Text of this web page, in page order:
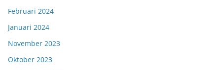
Februari 2024
Januari 2024
November 2023
Oktober 2023